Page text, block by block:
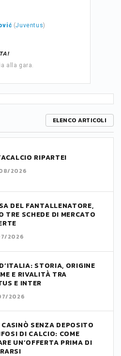
(Juventus)
alla gara.
ELENCO ARTICOLI
RIPARTE!
2026
DEL FANTALLENATORE,
TRE SCHEDE DI MERCATO
2026
STORIA, ORIGINE
E RIVALITÀ TRA
E INTER
2026
SENZA DEPOSITO
DI CALCIO: COME
UN’OFFERTA PRIMA DI